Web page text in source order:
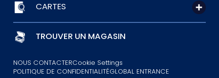
CARTES
TROUVER UN MAGASIN
NOUS CONTACTERCookie Settings
POLITIQUE DE CONFIDENTIALITÉGLOBAL ENTRANCE